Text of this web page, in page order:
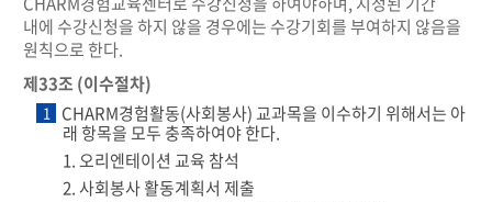
내에 수강신청을 하지 않을 경우에는 수강기회를 부여하지 않음을
원칙으로 한다.
제33조 (이수절차)
1
CHARM경험활동(사회봉사) 교과목을 이수하기 위해서는 아
래 항목을 모두 충족하여야 한다.
1. 오리엔테이션 교육 참석
2. 사회봉사 활동계획서 제출